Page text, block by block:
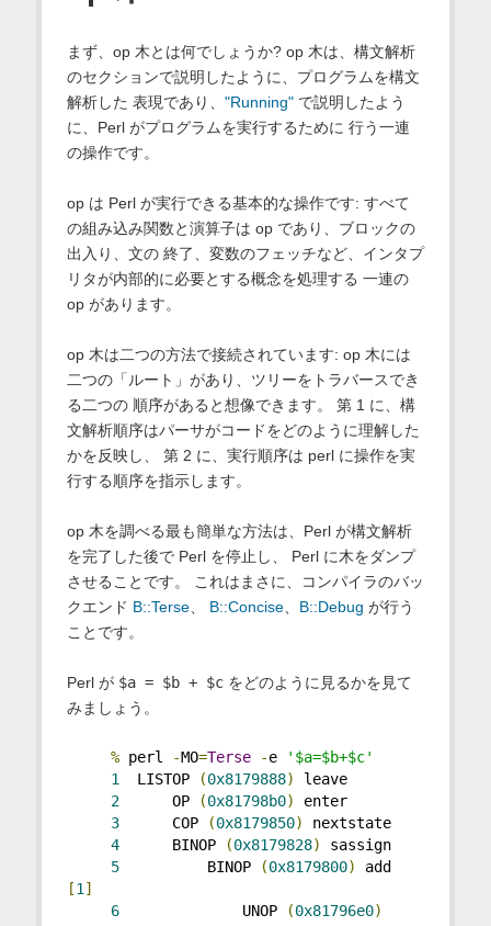
まず、op 木とは何でしょうか? op 木は、構文解析
のセクションで説明したように、プログラムを構文
解析した 表現であり、 "Running"で説明したよう
に、Perl がプログラムを実行するために 行う一連
の操作です。
op は Perl が実行できる基本的な操作です: すべて
の組み込み関数と演算子は op であり、ブロックの
出入り、文の 終了、変数のフェッチなど、インタプ
リタが内部的に必要とする概念を処理する 一連の
op があります。
op 木は二つの方法で接続されています: op 木には
二つの「ルート」があり、ツリーをトラバースでき
る二つの 順序があると想像できます。 第 1 に、構
文解析順序はパーサがコードをどのように理解した
かを反映し、 第 2 に、実行順序は perl に操作を実
行する順序を指示します。
op 木を調べる最も簡単な方法は、Perl が構文解析
を完了した後で Perl を停止し、 Perl に木をダンプ
させることです。 これはまさに、コンパイラのバッ
クエンド B::Terse、 B::Concise、 B::Debug が行う
ことです。
Perl が $a = $b + $cをどのように見るかを見て
みましょう。
% perl -MO=Terse -e
'$a=$b+$c'
1 LISTOP (0x8179888)
leave
2 OP (0x81798b0)
enter
3 COP (0x8179850)
nextstate
4 BINOP (0x8179828)
sassign
5 BINOP (0x8179800)
[1]
6 UNOP (0x81796e0)